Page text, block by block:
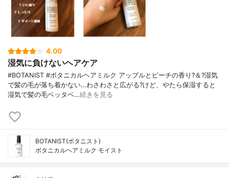
4.00
湿気に負けないヘアケア
#BOTANIST #ボタニカルヘアミルク アップルとピーチの香り?＆?湿気
で髪の毛が落ち着かない…わさわさと広がる?けど、やたら保湿すると
湿気で髪の毛ベッタベ…続きを見る
BOTANIST(ボタニスト)
ボタニカルヘアミルク モイスト